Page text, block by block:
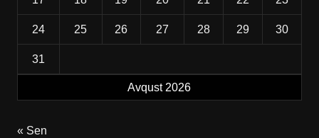
Avqust 2026
24 25 26 27 28 29 30
31
« Sen